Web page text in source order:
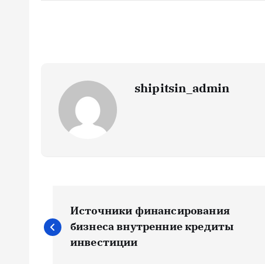
shipitsin_admin
а
Источники финансирования
бизнеса внутренние кредиты
инвестиции